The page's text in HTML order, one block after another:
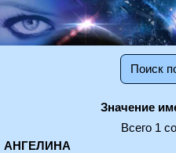
Поиск
Значение
Всего 1
АНГЕЛИНА